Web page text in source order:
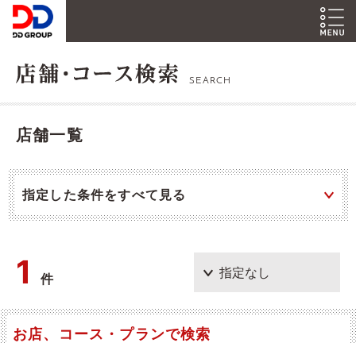
SEARCH
店舗一覧
指定した条件をすべて見る
1件
お店、コース・プランで検索